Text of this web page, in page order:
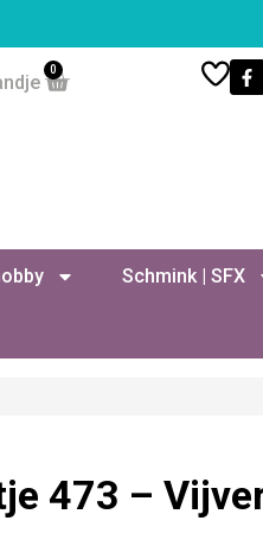
0
Schmink | SFX
473 –